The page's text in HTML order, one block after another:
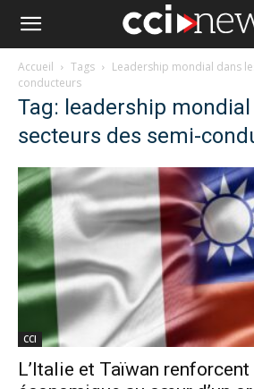
Accueil Tags
Leadership mondial dans
conducteurs
Tag: leadership
secteurs des semi-
CCI
L’Italie et Taïwan